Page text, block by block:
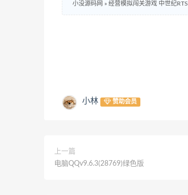
小没源码网 » 经营模拟闯关游戏 中世纪RTS
小林 赞助会员
上一篇
电脑QQv9.6.3(28769)绿色版